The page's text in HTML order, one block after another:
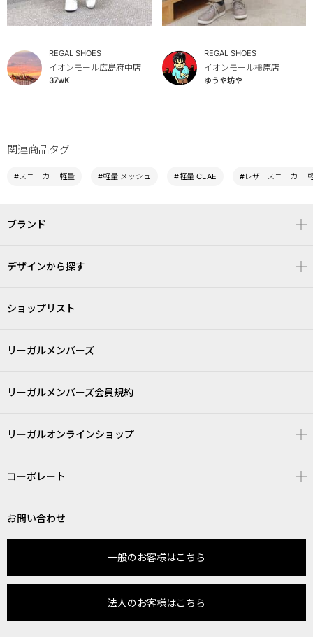
REGAL SHOES
イオンモール広島府中店
37wK
REGAL SHOES
イオンモール橿原店
ゆうや坊や
関連商品タグ
#スニーカー 軽量 #軽量 メッシュ #軽量 CLAE #レザースニーカー
ブランド
デザインから探す
ショップリスト
リーガルメンバーズ
リーガルメンバーズ会員規約
リーガルオンラインショップ
コーポレート
お問い合わせ
一般のお客様はこちら
法人のお客様はこちら